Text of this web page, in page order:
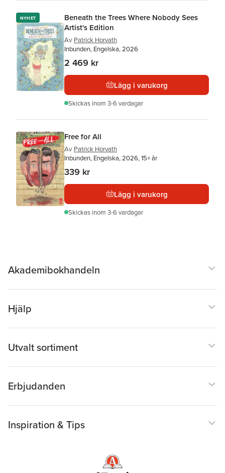
NYHET
Beneath the Trees Where Nobody Sees
Artist's Edition
Av Patrick Horvath
Inbunden, Engelska, 2026
2 469 kr
Lägg i varukorg
Skickas inom 3-6 vardagar
Free for All
Av Patrick Horvath
Inbunden, Engelska, 2026, 15+ år
339 kr
Lägg i varukorg
Skickas inom 3-6 vardagar
Akademibokhandeln
Hjälp
Utvalt sortiment
Erbjudanden
Inspiration & Tips